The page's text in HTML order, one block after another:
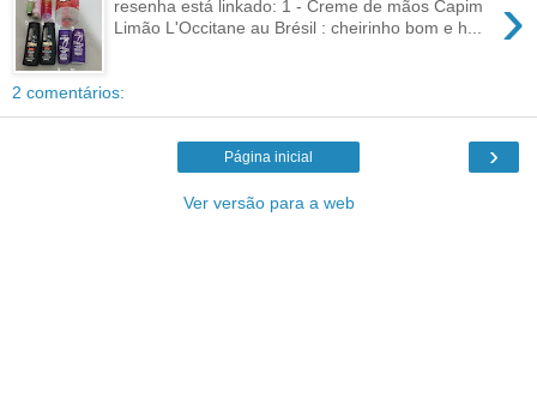
›
resenha está linkado: 1 - Creme de mãos Capim
Limão L'Occitane au Brésil : cheirinho bom e h...
2 comentários:
›
Página inicial
Ver versão para a web